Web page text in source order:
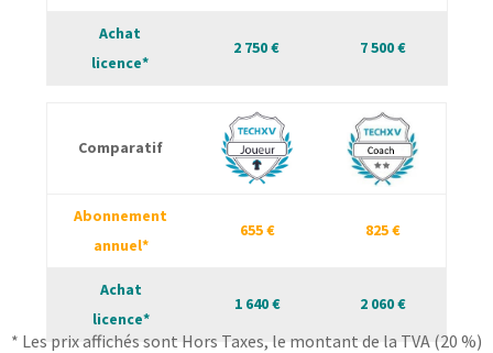
Achat
licence*
2 750 € 7 500 €
Comparatif
Abonnement
annuel*
655 € 825 €
Achat
licence*
1 640 € 2 060 €
* Les prix affichés sont Hors Taxes, le montant de la TVA (20 %)